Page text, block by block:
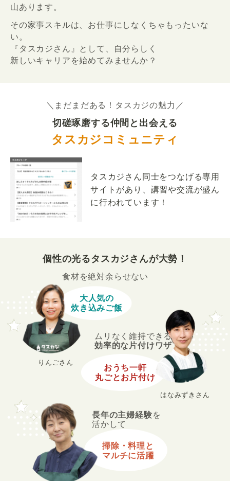
山あります。
その家事スキルは、お仕事にしなくちゃもったいな
い。
『タスカジさん』として、自分らしく
新しいキャリアを始めてみませんか？
＼まだまだある！タスカジの魅力／
切磋琢磨する仲間と出会える
タスカジコミュニティ
タスカジさん同士をつなげる専用
サイトがあり、講習や交流が盛ん
に行われています！
個性の光るタスカジさんが大勢！
長年の主婦経験を
活かして
掃除・料理と
マルチに活躍
りんごさん
食材を絶対余らせない
大人気の
炊き込みご飯
はなみずきさん
ムリなく維持できる
効率的な片付けワザ
おうち一軒
丸ごとお片付け